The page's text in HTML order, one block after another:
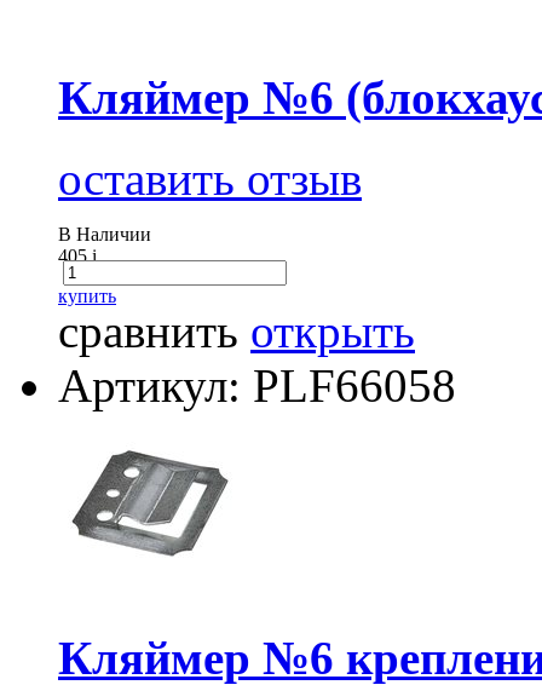
Кляймер №6
оставить отзыв
В Наличии
405i
купить
сравнить открыть
Артикул: PLF66058
Кляймер №6